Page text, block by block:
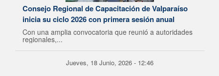
Consejo Regional de Capacitación de Valparaíso
inicia su ciclo 2026 con primera sesión anual
Con una amplia convocatoria que reunió a autoridades
regionales,...
Jueves, 18 Junio, 2026 - 12:46